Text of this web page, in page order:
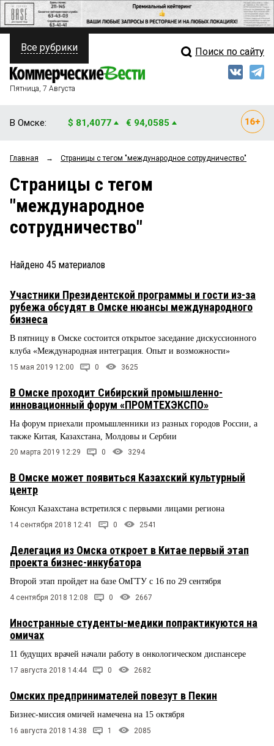
ПОЛИТИКА
ФИНАНСЫ
ОБЩЕСТВО
ЗАКОН
НОВОСТИ КОМПАНИЙ
СТИЛЬ ЖИЗНИ
Свежий выпуск
Мнения
Все рубрики Поиск по сайту
Пятница, 7 Августа
В Омске: $ 81,4077 € 94,0585
Главная → Страницы c тегом "международное сотрудничество"
Страницы c тегом
"международное
сотрудничество"
Найдено 45 материалов
Участники Президентской программы и гости из-за
рубежа обсудят в Омске нюансы международного
бизнеса
В пятницу в Омске состоится открытое заседание дискуссионного
клуба «Международная интеграция. Опыт и возможности»
15 мая 2019 12:00 0 3625
В Омске проходит Сибирский промышленно-
инновационный форум «ПРОМТЕХЭКСПО»
На форум приехали промышленники из разных городов России, а
также Китая, Казахстана, Молдовы и Сербии
20 марта 2019 12:29 0 3294
В Омске может появиться Казахский культурный
центр
Консул Казахстана встретился с первыми лицами региона
14 сентября 2018 12:41 0 2541
Делегация из Омска откроет в Китае первый этап
проекта бизнес-инкубатора
Второй этап пройдет на базе ОмГТУ с 16 по 29 сентября
4 сентября 2018 12:08 0 2667
Иностранные студенты-медики попрактикуются на
омичах
11 будущих врачей начали работу в онкологическом диспансере
17 августа 2018 14:44 0 2682
Омских предпринимателей повезут в Пекин
Бизнес-миссия омичей намечена на 15 октября
16 августа 2018 14:38 1 2085